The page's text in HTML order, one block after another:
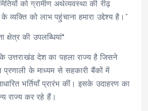
को ग्रामीण अर्थव्यवस्था की रीढ़
व्यक्ति को लाभ पहुंचाना हमारा उद्देश्य है।”
क्षेत्र की उपलब्धियां*
उत्तराखंड देश का पहला राज्य है जिसने
प्रणाली के माध्यम से सहकारी बैंकों में
भर्तियाँ प्रारंभ कीं। इसके उदाहरण का
राज्य कर रहे हैं।